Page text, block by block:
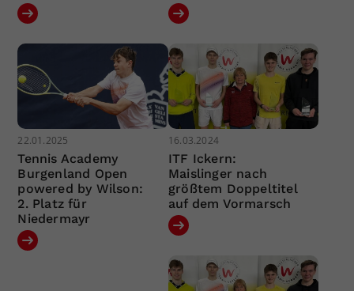
22.01.2025
Tennis Academy
Burgenland Open
powered by Wilson:
2. Platz für
Niedermayr
16.03.2024
ITF Ickern:
Maislinger nach
größtem Doppeltitel
auf dem Vormarsch